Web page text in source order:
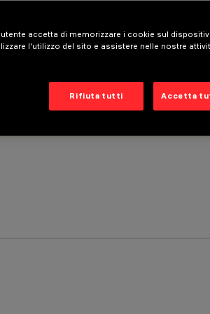
accetta di memorizzare i cookie sul
l'utilizzo del sito e assistere nelle nostre
Rifiuta tutti Accetta